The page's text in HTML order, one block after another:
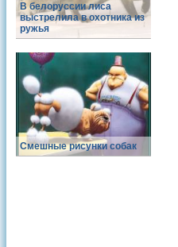
В белоруссии лиса
выстрелила в охотника из
ружья
Смешные рисунки собак